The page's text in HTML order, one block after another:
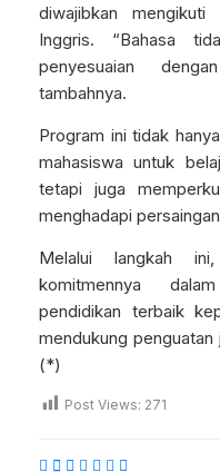
diwajibkan mengikuti
Inggris. “Bahasa
penyesuaian
tambahnya.
Program ini tidak
mahasiswa untuk
tetapi juga
menghadapi
Melalui langkah
komitmennya
pendidikan terbaik
mendukung penguatan
(*)
Post Views: 271